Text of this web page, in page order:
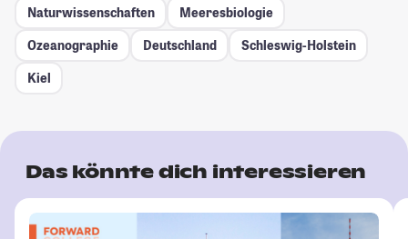
Naturwissenschaften
Meeresbiologie
Ozeanographie
Deutschland
Schleswig-Holstein
Kiel
Das könnte dich interessieren